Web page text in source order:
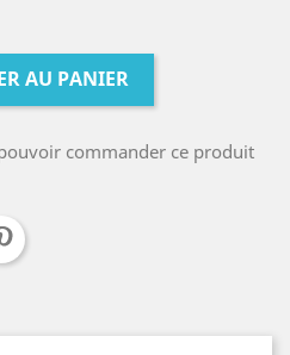
AU PANIER
commander ce produit